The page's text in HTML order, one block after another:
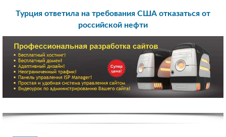
Турция ответила на требования США отказаться от
российской нефти